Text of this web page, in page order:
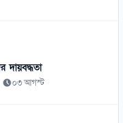
দায়বদ্ধতা
০৩ আগস্ট